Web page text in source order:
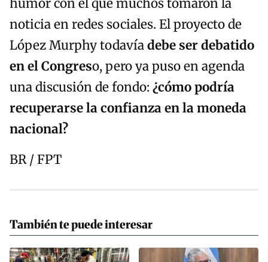
humor con el que muchos tomaron la
noticia en redes sociales. El proyecto de
López Murphy todavíadebe ser debatido
en el Congreso, pero ya puso en agenda
una discusión de fondo: ¿cómo podría
recuperarse la confianza en la moneda
nacional?
BR / FPT
También te puede interesar